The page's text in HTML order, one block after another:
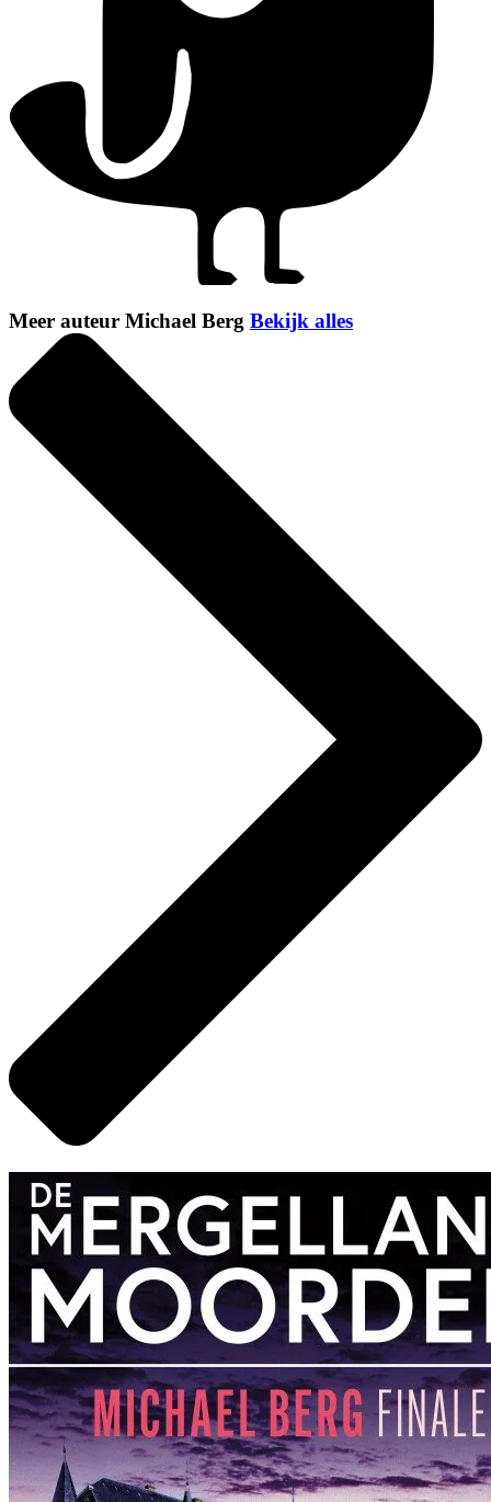
Meer auteur Michael Berg Bekijk alles